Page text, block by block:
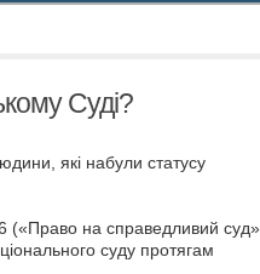
Суді?
які набули статусу
(«Право на справедливий
суду протягам